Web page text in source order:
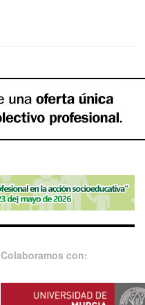
Colaboramos con: